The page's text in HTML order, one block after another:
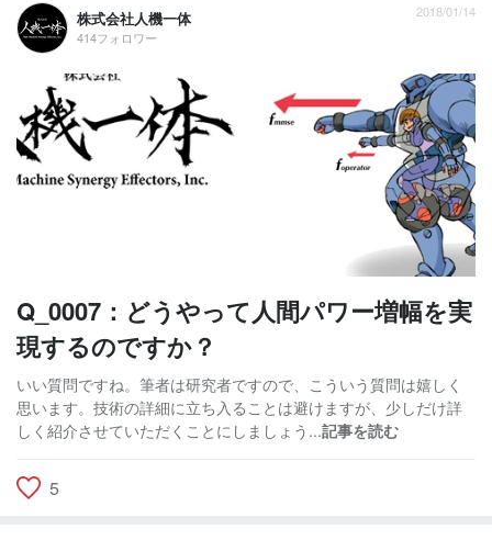
株式会社人機一体
414フォロワー
2018/01/14
Q_0007：どうやって人間パワー増幅を実
現するのですか？
いい質問ですね。筆者は研究者ですので、こういう質問は嬉しく
思います。技術の詳細に立ち入ることは避けますが、少しだけ詳
しく紹介させていただくことにしましょう...記事を読む
5